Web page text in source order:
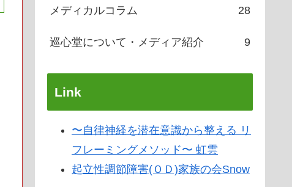
メディカルコラム 28
巡心堂について・メディア紹介 9
Link
〜自律神経を潜在意識から整える リ
フレーミングメソッド〜 虹雲
起立性調節障害(ＯＤ)家族の会Snow